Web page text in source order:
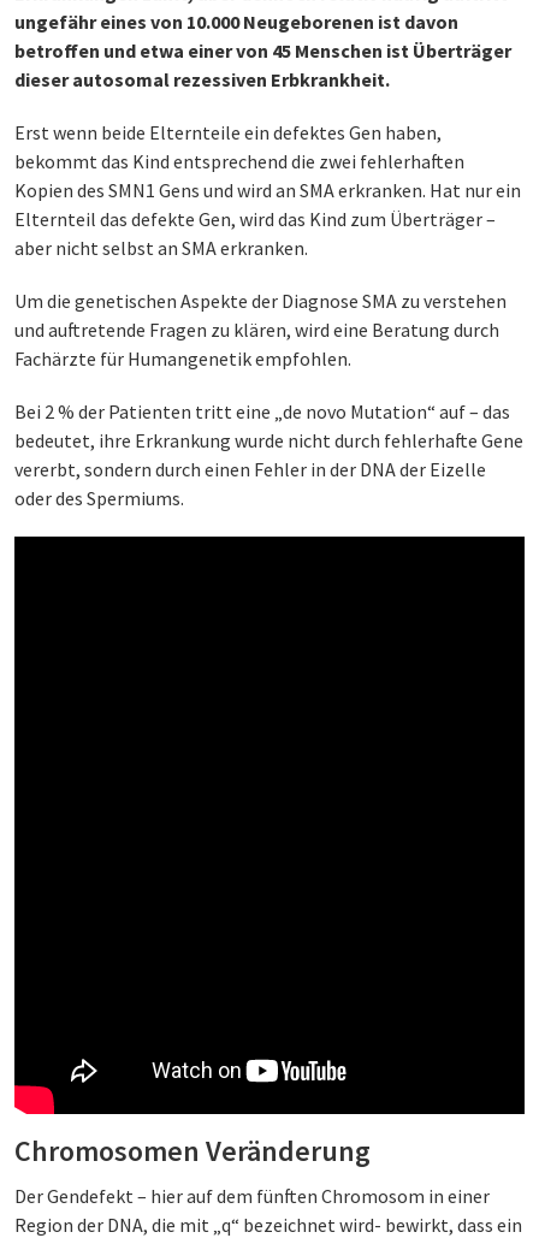
ungefähr eines von 10.000 Neugeborenen ist davon
betroffen und etwa einer von 45 Menschen ist Überträger
dieser autosomal rezessiven Erbkrankheit.
Erst wenn beide Elternteile ein defektes Gen haben,
bekommt das Kind entsprechend die zwei fehlerhaften
Kopien des SMN1 Gens und wird an SMA erkranken. Hat nur ein
Elternteil das defekte Gen, wird das Kind zum Überträger –
aber nicht selbst an SMA erkranken.
Um die genetischen Aspekte der Diagnose SMA zu verstehen
und auftretende Fragen zu klären, wird eine Beratung durch
Fachärzte für Humangenetik empfohlen.
Bei 2 % der Patienten tritt eine „de novo Mutation“ auf – das
bedeutet, ihre Erkrankung wurde nicht durch fehlerhafte Gene
vererbt, sondern durch einen Fehler in der DNA der Eizelle
oder des Spermiums.
Chromosomen Veränderung
Der Gendefekt – hier auf dem fünften Chromosom in einer
Region der DNA, die mit „q“ bezeichnet wird- bewirkt, dass ein